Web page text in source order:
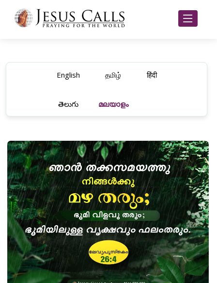
English தமிழ் हिंदी
తెలుగు മലയാളം